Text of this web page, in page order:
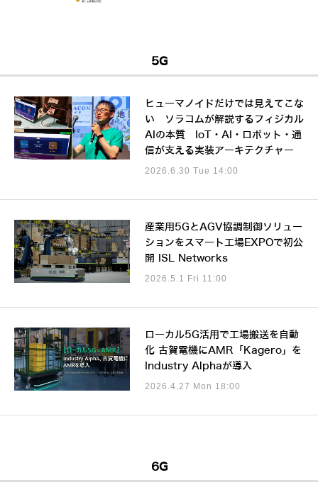
5G
ヒューマノイドだけでは見えてこな
い ソラコムが解説するフィジカル
AIの本質 IoT・AI・ロボット・通
信が支える実装アーキテクチャー
2026.6.30 Tue 14:00
産業用5GとAGV協調制御ソリュー
ションをスマート工場EXPOで初公
開 ISL Networks
2026.5.1 Fri 11:00
ローカル5G活用で工場搬送を自動
化 古賀電機にAMR「Kagero」を
Industry Alphaが導入
2026.4.27 Mon 18:00
6G